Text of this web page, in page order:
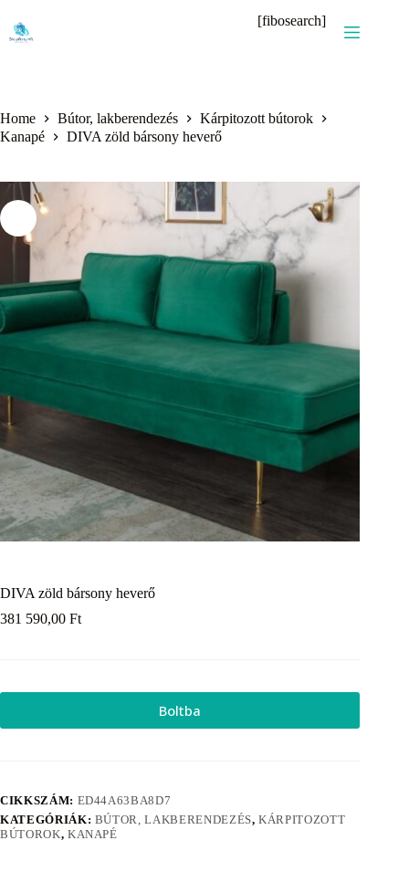
content
[fibosearch]
Home Bútor, lakberendezés
Kárpitozott bútorok
Kanapé
DIVA zöld bársony heverő
DIVA zöld bársony heverő
381 590,00 Ft
Boltba
CIKKSZÁM: ED44A63BA8D7
KATEGÓRIÁK: BÚTOR, LAKBERENDEZÉS,KÁRPITOZOTT
BÚTOROK, KANAPÉ